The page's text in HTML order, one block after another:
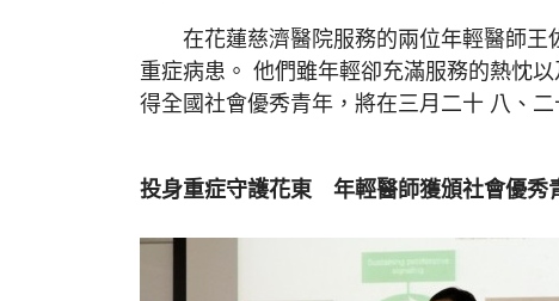
在花蓮慈濟醫院服務的兩位年輕醫師王
重症病患。 他們雖年輕卻充滿服務的熱忱
得全國社會優秀青年，將在三月二十 八、
投身重症守護花東 年輕醫師獲頒社會優秀